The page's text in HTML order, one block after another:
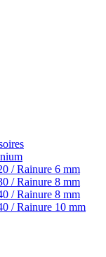
/ Rainure 6 mm
/ Rainure 8 mm
/ Rainure 8 mm
/ Rainure 10 mm